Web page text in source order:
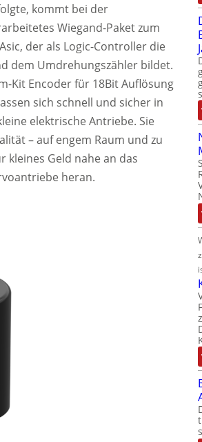
kommt bei der
Wiegand-Paket zum
der als Logic-Controller die
dem Umdrehungszähler bildet.
Kit Encoder für 18Bit Auflösung
sich schnell und sicher in
elektrische Antriebe. Sie
– auf engem Raum und zu
Geld nahe an das
heran.